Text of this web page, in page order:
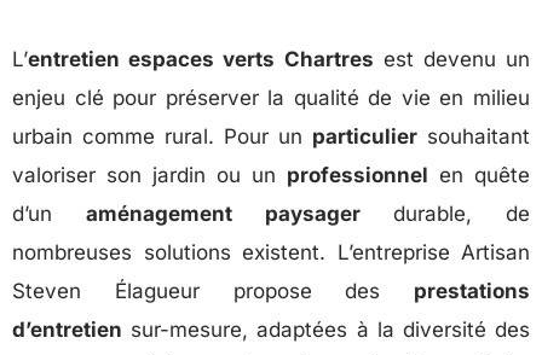
L’entretien espaces verts Chartres est devenu un
enjeu clé pour préserver la qualité de vie en milieu
urbain comme rural. Pour un particulier souhaitant
valoriser son jardin ou un professionnel en quête
d’un aménagement paysagerdurable, de
nombreuses solutions existent. L’entreprise Artisan
Steven Élagueur propose des prestations
d’entretien sur-mesure, adaptées à la diversité des